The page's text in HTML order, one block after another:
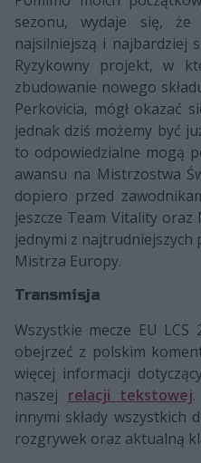
sezonu, wydaje się,
najsilniejszą i najbardziej
Ryzykowny projekt, w
zbudowanie nowego
Perkovicia, mógł okazać
jednak dziś możemy być
to odpowiedzialne mogą
awansu na Mistrzostwa
dopiero przed
jeszcze Team Vitality
jednymi z najtrudniejszych
Mistrza Europy.
Transmisja
Wszystkie mecze EU LCS
obejrzeć z polskim
więcej informacji
naszej relacji tekstowej
innymi składy wszystkich
rozgrywek oraz aktualną